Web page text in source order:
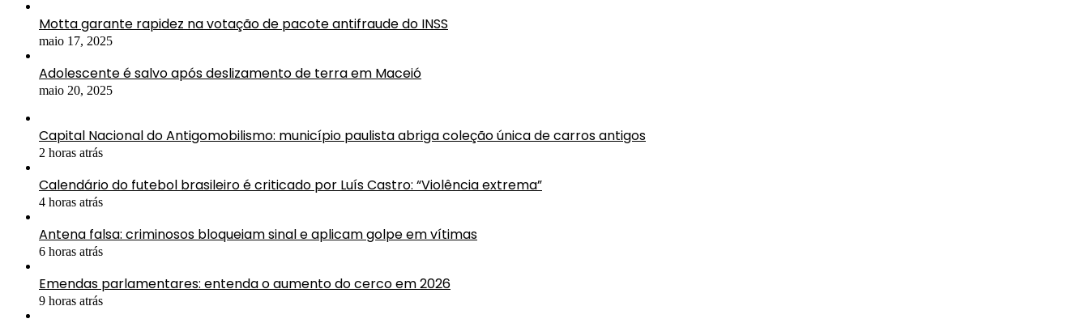
Motta garante rapidez na votação de pacote antifraude do INSS
maio 17, 2025
Adolescente é salvo após deslizamento de terra em Maceió
maio 20, 2025
Capital Nacional do Antigomobilismo: município paulista abriga coleção única de carros antigos
2 horas atrás
Calendário do futebol brasileiro é criticado por Luís Castro: “Violência extrema”
4 horas atrás
Antena falsa: criminosos bloqueiam sinal e aplicam golpe em vítimas
6 horas atrás
Emendas parlamentares: entenda o aumento do cerco em 2026
9 horas atrás